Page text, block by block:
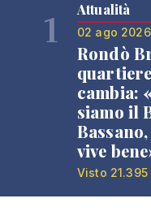
1 Attualità
02 ago 2026
Rondò
cambia:
siamo il
vive
Visto